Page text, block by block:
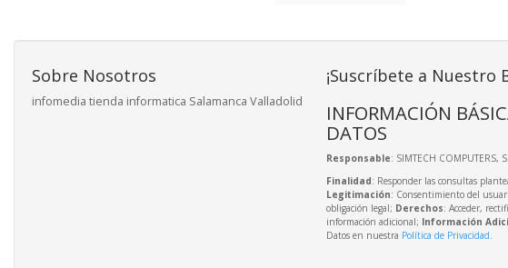
Sobre Nosotros
infomedia tienda informatica Salamanca Valladolid
¡Suscríbete a Nuestro
INFORMACIÓN
DATOS
Responsable: SIMTECH COMPUTERS,
Finalidad: Responder las consultas
Legitimación: Consentimiento del
obligación legal; Derechos: Acceder,
información adicional; Información
Datos en nuestra Política de Privacidad